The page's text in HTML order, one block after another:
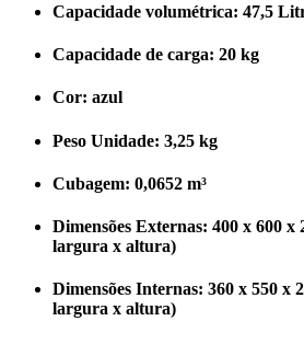
Capacidade volumétrica: 47,5
Capacidade de carga: 20 kg
Cor: azul
Peso Unidade: 3,25 kg
Cubagem: 0,0652 m³
Dimensões Externas: 400 x 600
largura x altura)
Dimensões Internas: 360 x 550 x
largura x altura)